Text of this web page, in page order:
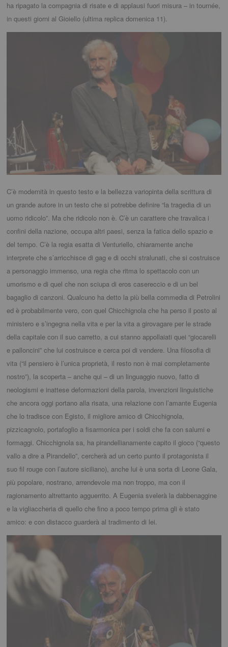
ha ripagato la compagnia di risate e di applausi fuori misura – in tournée,
in questi giorni al Gioiello (ultima replica domenica 11).
C’è modernità in questo testo e la bellezza variopinta della scrittura di
un grande autore in un testo che si potrebbe definire “la tragedia di un
uomo ridicolo”. Ma che ridicolo non è. C’è un carattere che travalica i
confini della nazione, occupa altri paesi, senza la fatica dello spazio e
del tempo. C’è la regia esatta di Venturiello, chiaramente anche
interprete che s’arricchisce di gag e di occhi stralunati, che si costruisce
a personaggio immenso, una regia che ritma lo spettacolo con un
umorismo e di quel che non sciupa di eros casereccio e di un bel
bagaglio di canzoni. Qualcuno ha detto la più bella commedia di Petrolini
ed è probabilmente vero, con quel Chicchignola che ha perso il posto al
ministero e s’ingegna nella vita e per la vita a girovagare per le strade
della capitale con il suo carretto, a cui stanno appollaiati quei “giocarelli
e palloncini” che lui costruisce e cerca poi di vendere. Una filosofia di
vita (“il pensiero è l’unica proprietà, il resto non è mai completamente
nostro”), la scoperta – anche qui – di un linguaggio nuovo, fatto di
neologismi e inattese deformazioni della parola, invenzioni linguistiche
che ancora oggi portano alla risata, una relazione con l’amante Eugenia
che lo tradisce con Egisto, il migliore amico di Chicchignola,
pizzicagnolo, portafoglio a fisarmonica per i soldi che fa con salumi e
formaggi. Chicchignola sa, ha pirandellianamente capito il gioco (“questo
vallo a dire a Pirandello”, cercherà ad un certo punto il protagonista il
suo fil rouge con l’autore siciliano), anche lui è una sorta di Leone Gala,
più popolare, nostrano, arrendevole ma non troppo, ma con il
ragionamento altrettanto agguerrito. A Eugenia svelerà la dabbenaggine
e la vigliaccheria di quello che fino a poco tempo prima gli è stato
amico: e con distacco guarderà al tradimento di lei.